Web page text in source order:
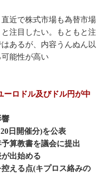
近で株式市場も為替市場
注目したい。もともと注
あるが、内容うんぬん以
能性が高い
ーロドル及びドル円が中
響
日開催分)を公表
算教書を議会に提出
出始める
える点(キプロス絡みの